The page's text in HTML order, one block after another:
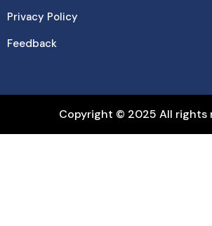
Privacy Policy
Feedback
Copyright © 2025 All rights